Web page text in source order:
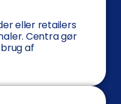
eller retailers
Centra gør
af